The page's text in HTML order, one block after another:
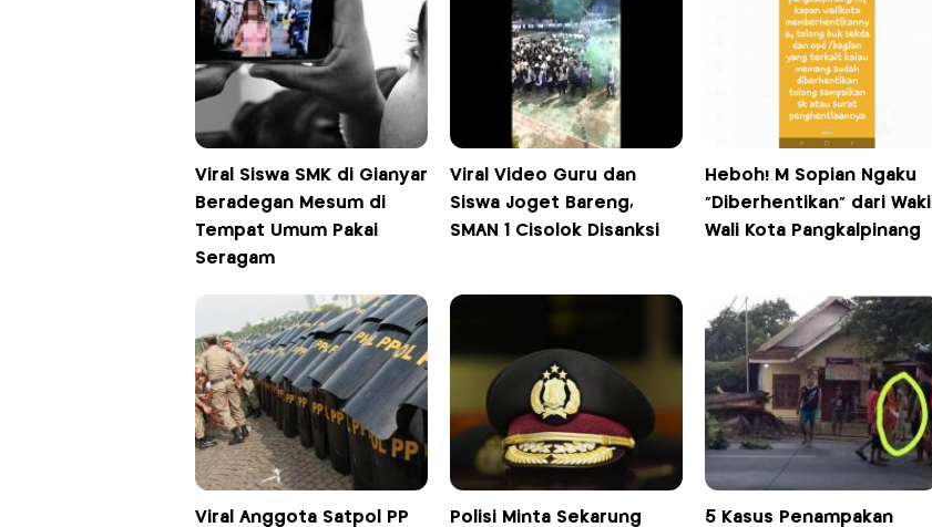
Viral Siswa SMK di Gianyar
Beradegan Mesum di
Tempat Umum Pakai
Seragam
Viral Video Guru dan
Siswa Joget Bareng,
SMAN 1 Cisolok Disanksi
Heboh! M Sopian Ngaku
"Diberhentikan" dari Wakil
Wali Kota Pangkalpinang
Viral Anggota Satpol PP
Polisi Minta Sekarung
5 Kasus Penampakan